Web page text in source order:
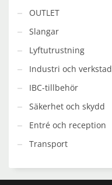
OUTLET
Slangar
Lyftutrustning
Industri och verkstad
IBC-tillbehör
Säkerhet och skydd
Entré och reception
Transport